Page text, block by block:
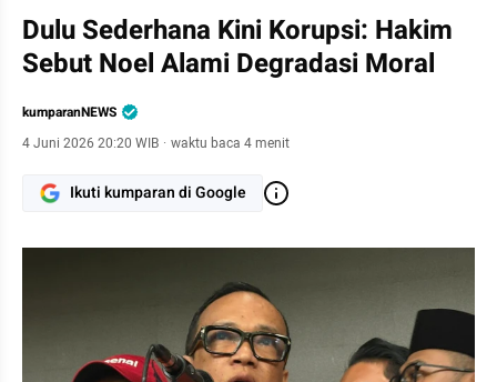
Dulu Sederhana Kini Korupsi: Hakim
Sebut Noel Alami Degradasi Moral
kumparanNEWS
4 Juni 2026 20:20 WIB · waktu baca 4 menit
Ikuti kumparan di Google